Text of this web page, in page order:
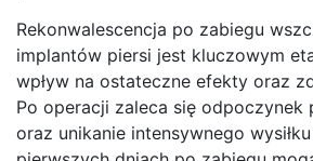
Rekonwalescencja po zabiegu
implantów piersi jest kluczowym
wpływ na ostateczne efekty oraz
Po operacji zaleca się odpoczynek
oraz unikanie intensywnego